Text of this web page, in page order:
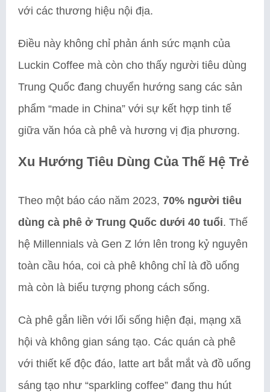
với các thương hiệu nội địa.
Điều này không chỉ phản ánh sức mạnh của
Luckin Coffee mà còn cho thấy người tiêu dùng
Trung Quốc đang chuyển hướng sang các sản
phẩm “made in China” với sự kết hợp tinh tế
giữa văn hóa cà phê và hương vị địa phương.
Xu Hướng Tiêu Dùng Của Thế Hệ Trẻ
Theo một báo cáo năm 2023, 70% người tiêu
dùng cà phê ở Trung Quốc dưới 40 tuổi. Thế
hệ Millennials và Gen Z lớn lên trong kỷ nguyên
toàn cầu hóa, coi cà phê không chỉ là đồ uống
mà còn là biểu tượng phong cách sống.
Cà phê gắn liền với lối sống hiện đại, mạng xã
hội và không gian sáng tạo. Các quán cà phê
với thiết kế độc đáo, latte art bắt mắt và đồ uống
sáng tạo như “sparkling coffee” đang thu hút